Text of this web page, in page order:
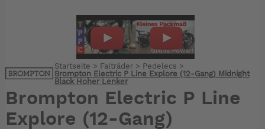
Startseite > Falträder > Pedelecs >
Brompton Electric P Line Explore (12-Gang) Midnight
Black Hoher Lenker
Brompton Electric P Line
Explore (12-Gang)